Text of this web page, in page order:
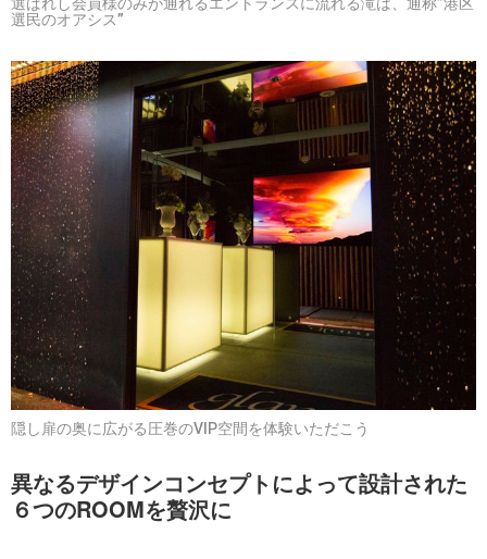
選民のオアシス”
隠し扉の奥に広がる圧巻のVIP空間を体験いただこう
異なるデザインコンセプトによって設計された
６つのROOMを贅沢に